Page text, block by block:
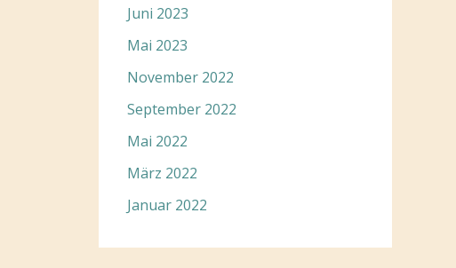
Juni 2023
Mai 2023
November 2022
September 2022
Mai 2022
März 2022
Januar 2022